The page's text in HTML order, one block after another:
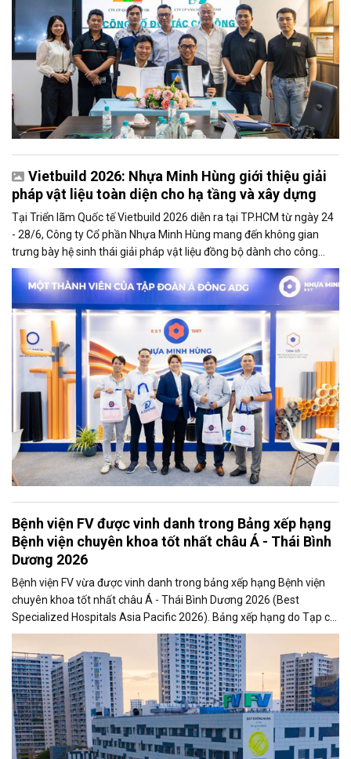
Vietbuild 2026: Nhựa Minh Hùng giới thiệu giải
pháp vật liệu toàn diện cho hạ tầng và xây dựng
Tại Triển lãm Quốc tế Vietbuild 2026 diễn ra tại TP.HCM từ ngày 24
- 28/6, Công ty Cổ phần Nhựa Minh Hùng mang đến không gian
trưng bày hệ sinh thái giải pháp vật liệu đồng bộ dành cho công
trình hạ tầng và xây dựng. Sự kiện thu hút đông đảo khách tham
quan, các nhà thầu, chủ đầu tư và chuyên gia trong ngành.
Bệnh viện FV được vinh danh trong Bảng xếp hạng
Bệnh viện chuyên khoa tốt nhất châu Á - Thái Bình
Dương 2026
Bệnh viện FV vừa được vinh danh trong bảng xếp hạng Bệnh viện
chuyên khoa tốt nhất châu Á - Thái Bình Dương 2026 (Best
Specialized Hospitals Asia Pacific 2026). Bảng xếp hạng do Tạp chí
Newsweek của Mỹ và Công ty nghiên cứu dữ liệu Statista thực hiện
và công bố vào tối 17/6. Đây là lần đầu tiên Việt Nam được đưa vào
hệ thống đánh giá này, phản ánh sự hiện diện ngày càng rõ nét của
y tế Việt Nam trong các bảng xếp hạng chuyên khoa quốc tế.